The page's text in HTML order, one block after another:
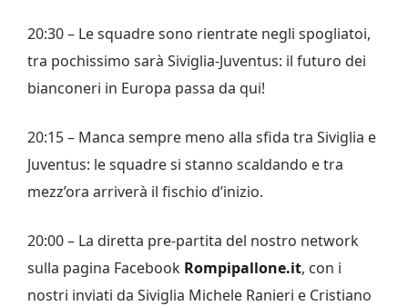
20:30 – Le squadre sono rientrate negli spogliatoi,
tra pochissimo sarà Siviglia-Juventus: il futuro dei
bianconeri in Europa passa da qui!
20:15 – Manca sempre meno alla sfida tra Siviglia e
Juventus: le squadre si stanno scaldando e tra
mezz’ora arriverà il fischio d’inizio.
20:00 – La diretta pre-partita del nostro network
sulla pagina Facebook Rompipallone.it, con i
nostri inviati da Siviglia Michele Ranieri e Cristiano